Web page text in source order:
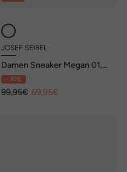
JOSEF SEIBEL
Damen Sneaker Megan 01,
weiss-silber
- 30%
99,95€ 69,95€